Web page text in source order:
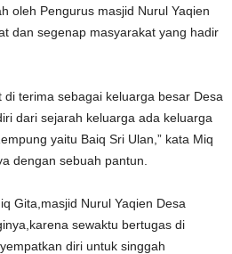
oleh Pengurus masjid Nurul Yaqien
dan segenap masyarakat yang hadir
di terima sebagai keluarga besar Desa
dari sejarah keluarga ada keluarga
yaitu Baiq Sri Ulan,” kata Miq
dengan sebuah pantun.
Gita,masjid Nurul Yaqien Desa
sewaktu bertugas di
diri untuk singgah